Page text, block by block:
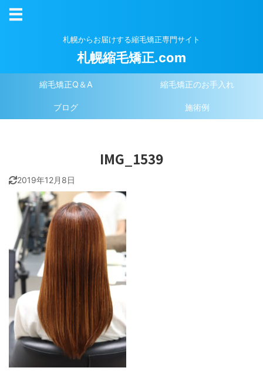
札幌からお届けする縮毛矯正専門サイト
札幌縮毛矯正.com
縮毛矯正Q＆A 縮毛矯正のお手入れ
ブログ 施術例
IMG_1539
2019年12月8日